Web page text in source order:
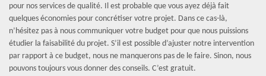
pour nos services de qualité. Il est probable que vous ayez déjà fait
quelques économies pour concrétiser votre projet. Dans ce cas-là,
n’hésitez pas à nous communiquer votre budget pour que nous puissions
étudier la faisabilité du projet. S’il est possible d’ajuster notre intervention
par rapport à ce budget, nous ne manquerons pas de le faire. Sinon, nous
pouvons toujours vous donner des conseils. C’est gratuit.